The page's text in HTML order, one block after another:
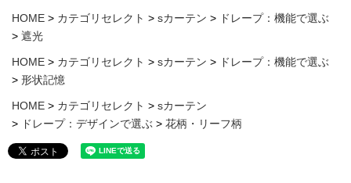
HOME カテゴリセレクト sカーテン
ドレープ：機能で選ぶ
遮光
HOME カテゴリセレクト sカーテン
ドレープ：機能で選ぶ
形状記憶
HOME カテゴリセレクト
sカーテン
ドレープ：デザインで選ぶ
花柄・リーフ柄